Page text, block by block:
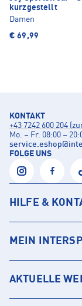
kurzgestellt
Damen
€ 69,99
KONTAKT
+43 7242 600 204
Mo. – Fr. 08:00 –
service.eshop@
FOLGE UNS
HILFE &
MEIN
AKTUELLE